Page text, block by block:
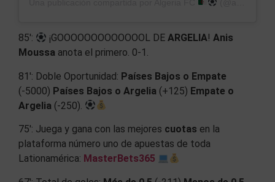
85′: ¡GOOOOOOOOOOOOOL DEARGELIA!Anis
Moussa anota el primero. 0-1.
81′: Doble Oportunidad: Países Bajos o Empate
(-5000) Países Bajos o Argelia (+125) Empate o
Argelia (-250).
75′: Juega y gana con las mejores cuotas en la
plataforma número uno de apuestas de toda
Lationamérica: MasterBets365